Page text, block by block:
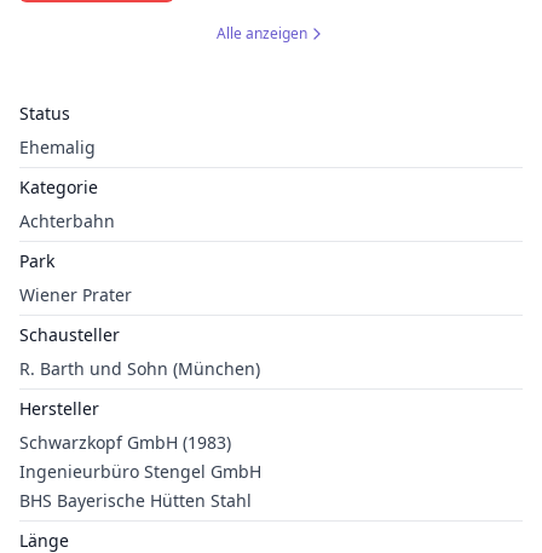
Status
Ehemalig
Kategorie
Achterbahn
Park
Wiener Prater
Schausteller
R. Barth und Sohn (München)
Hersteller
Schwarzkopf GmbH (1983)
Ingenieurbüro Stengel GmbH
BHS Bayerische Hütten Stahl
Länge
Alle anzeigen